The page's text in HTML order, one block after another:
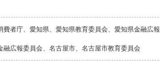
者庁、愛知県、愛知県教育委員会、愛知県金融広報
広報委員会、名古屋市、名古屋市教育委員会